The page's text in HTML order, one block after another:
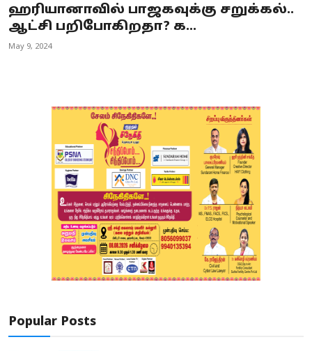
Astrology
Spirituality
ஹரியானாவில் பாஜகவுக்கு சறுக்கல்..
ஆட்சி பறிபோகிறதா? க...
May 9, 2024
Popular Posts